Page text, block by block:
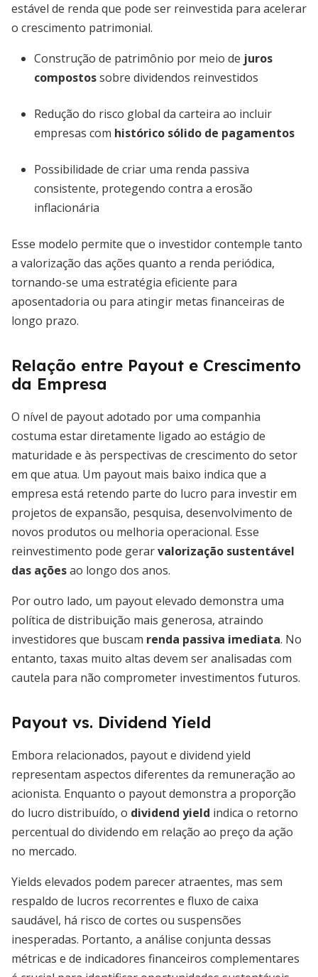
estável de renda que pode ser reinvestida para acelerar
o crescimento patrimonial.
Construção de patrimônio por meio de juros
compostossobre dividendos reinvestidos
Redução do risco global da carteira ao incluir
empresas com histórico sólido de pagamentos
Possibilidade de criar uma renda passiva
consistente, protegendo contra a erosão
inflacionária
Esse modelo permite que o investidor contemple tanto
a valorização das ações quanto a renda periódica,
tornando-se uma estratégia eficiente para
aposentadoria ou para atingir metas financeiras de
longo prazo.
Relação entre Payout e Crescimento
da Empresa
O nível de payout adotado por uma companhia
costuma estar diretamente ligado ao estágio de
maturidade e às perspectivas de crescimento do setor
em que atua. Um payout mais baixo indica que a
empresa está retendo parte do lucro para investir em
projetos de expansão, pesquisa, desenvolvimento de
novos produtos ou melhoria operacional. Esse
reinvestimento pode gerarvalorização sustentável
das açõesao longo dos anos.
Por outro lado, um payout elevado demonstra uma
política de distribuição mais generosa, atraindo
investidores que buscam renda passiva imediata. No
entanto, taxas muito altas devem ser analisadas com
cautela para não comprometer investimentos futuros.
Payout vs. Dividend Yield
Embora relacionados, payout e dividend yield
representam aspectos diferentes da remuneração ao
acionista. Enquanto o payout demonstra a proporção
do lucro distribuído, o dividend yield indica o retorno
percentual do dividendo em relação ao preço da ação
no mercado.
Yields elevados podem parecer atraentes, mas sem
respaldo de lucros recorrentes e fluxo de caixa
saudável, há risco de cortes ou suspensões
inesperadas. Portanto, a análise conjunta dessas
métricas e de indicadores financeiros complementares